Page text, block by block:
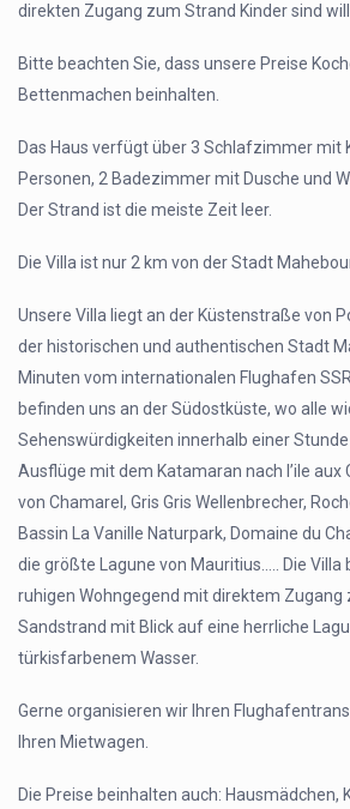
direkten Zugang zum Strand Kinder sind
Bitte beachten Sie, dass unsere Preise
Bettenmachen beinhalten.
Das Haus verfügt über 3 Schlafzimmer mit
Personen, 2 Badezimmer mit Dusche und
Der Strand ist die meiste Zeit leer.
Die Villa ist nur 2 km von der Stadt
Unsere Villa liegt an der Küstenstraße von
der historischen und authentischen Stadt
Minuten vom internationalen Flughafen
befinden uns an der Südostküste, wo alle
Sehenswürdigkeiten innerhalb einer
Ausflüge mit dem Katamaran nach l’ile aux
von Chamarel, Gris Gris Wellenbrecher,
Bassin La Vanille Naturpark, Domaine du
die größte Lagune von Mauritius….. Die Villa
ruhigen Wohngegend mit direktem Zugang
Sandstrand mit Blick auf eine herrliche
türkisfarbenem Wasser.
Gerne organisieren wir Ihren
Ihren Mietwagen.
Die Preise beinhalten auch: Hausmädchen,